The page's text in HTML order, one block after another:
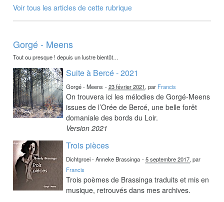
Voir tous les articles de cette rubrique
Gorgé - Meens
Tout ou presque ! depuis un lustre bientôt…
Suite à Bercé - 2021
Gorgé - Meens -23 février 2021, par Francis
On trouvera ici les mélodies de Gorgé-Meens
issues de l’Orée de Bercé, une belle forêt
domaniale des bords du Loir.
Version 2021
Trois pièces
Dichtgroei - Anneke Brassinga -5 septembre 2017, par
Francis
Trois poèmes de Brassinga traduits et mis en
musique, retrouvés dans mes archives.